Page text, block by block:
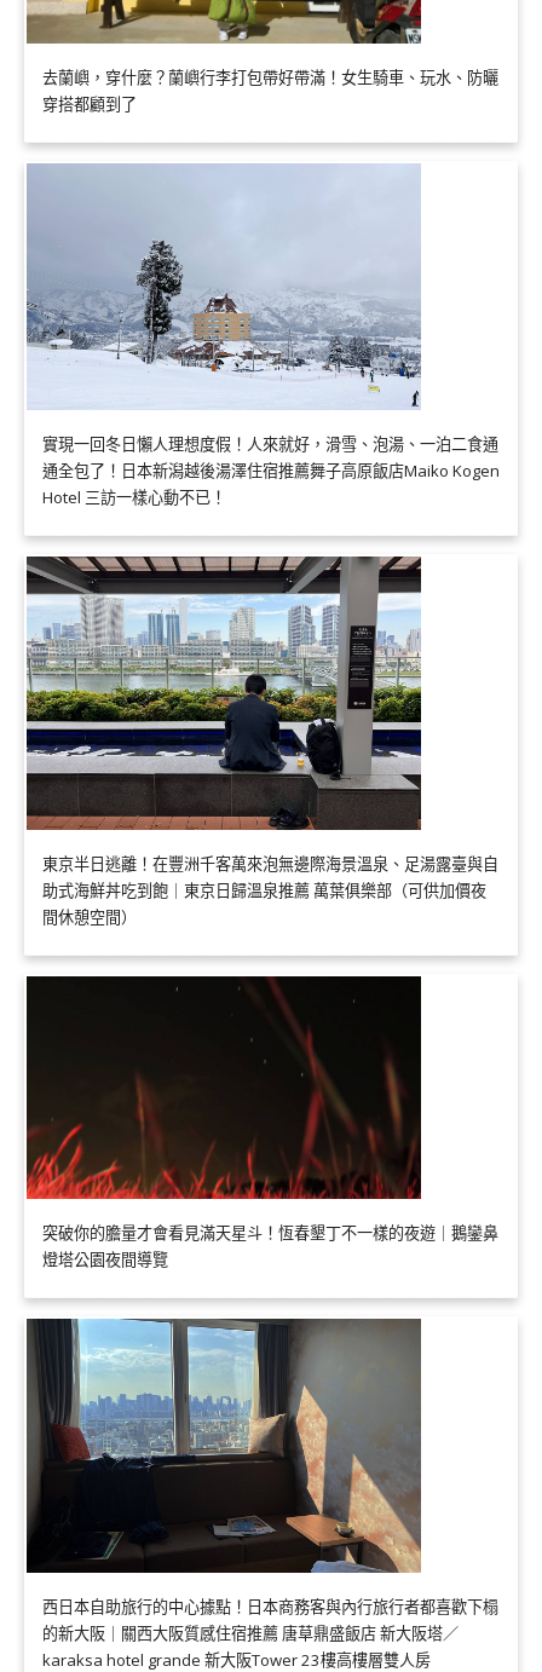
去蘭嶼，穿什麼？蘭嶼行李打包帶好帶滿！女生騎車、玩水、防曬
穿搭都顧到了
實現一回冬日懶人理想度假！人來就好，滑雪、泡湯、一泊二食通
通全包了！日本新潟越後湯澤住宿推薦舞子高原飯店Maiko Kogen
Hotel 三訪一樣心動不已！
東京半日逃離！在豐洲千客萬來泡無邊際海景溫泉、足湯露臺與自
助式海鮮丼吃到飽｜東京日歸溫泉推薦 萬葉俱樂部（可供加價夜
間休憩空間）
突破你的膽量才會看見滿天星斗！恆春墾丁不一樣的夜遊｜鵝鑾鼻
燈塔公園夜間導覽
西日本自助旅行的中心據點！日本商務客與內行旅行者都喜歡下榻
的新大阪｜關西大阪質感住宿推薦 唐草鼎盛飯店 新大阪塔／
karaksa hotel grande 新大阪Tower 23樓高樓層雙人房